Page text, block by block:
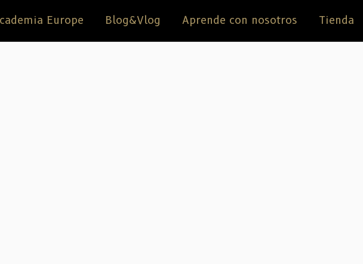
Europe Blog&Vlog Aprende con nosotros Tienda